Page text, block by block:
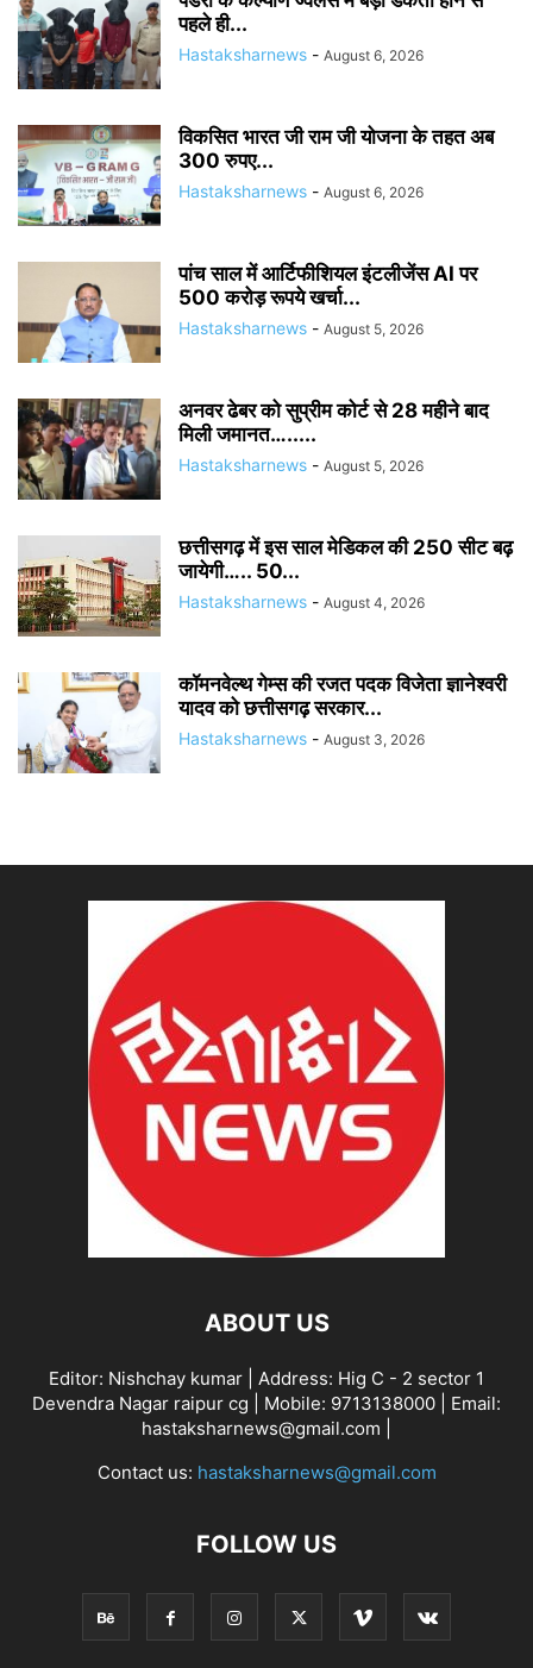
पहले ही...
Hastaksharnews - August 6, 2026
विकसित भारत जी राम जी योजना के तहत अब
300 रुपए...
Hastaksharnews - August 6, 2026
पांच साल में आर्टिफीशियल इंटलीजेंस AI पर
500 करोड़ रूपये खर्चा...
Hastaksharnews - August 5, 2026
अनवर ढेबर को सुप्रीम कोर्ट से 28 महीने बाद
मिली जमानत….....
Hastaksharnews - August 5, 2026
छत्तीसगढ़ में इस साल मेडिकल की 250 सीट बढ़
जायेगी….. 50...
Hastaksharnews - August 4, 2026
कॉमनवेल्थ गेम्स की रजत पदक विजेता ज्ञानेश्वरी
यादव को छत्तीसगढ़ सरकार...
Hastaksharnews - August 3, 2026
ABOUT US
Editor: Nishchay kumar | Address: Hig C - 2 sector 1
Devendra Nagar raipur cg | Mobile: 9713138000 | Email:
hastaksharnews@gmail.com |
Contact us: hastaksharnews@gmail.com
FOLLOW US